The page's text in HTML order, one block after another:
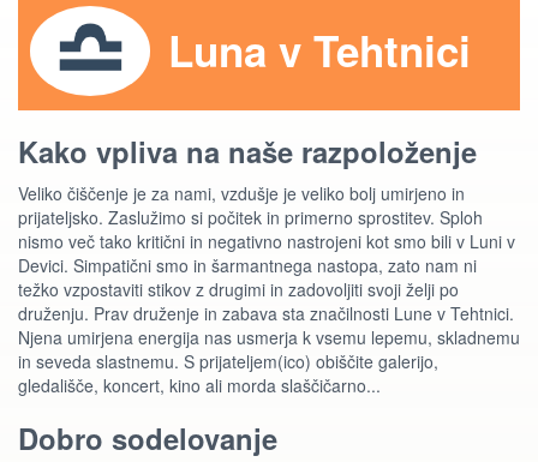
Luna v Tehtnici
Kako vpliva na naše razpoloženje
Veliko čiščenje je za nami, vzdušje je veliko bolj umirjeno in
prijateljsko. Zaslužimo si počitek in primerno sprostitev. Sploh
nismo več tako kritični in negativno nastrojeni kot smo bili v Luni v
Devici. Simpatični smo in šarmantnega nastopa, zato nam ni
težko vzpostaviti stikov z drugimi in zadovoljiti svoji želji po
druženju. Prav druženje in zabava sta značilnosti Lune v Tehtnici.
Njena umirjena energija nas usmerja k vsemu lepemu, skladnemu
in seveda slastnemu. S prijateljem(ico) obiščite galerijo,
gledališče, koncert, kino ali morda slaščičarno...
Dobro sodelovanje